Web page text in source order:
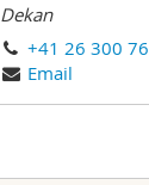
Dekan
+41 26 300
Email